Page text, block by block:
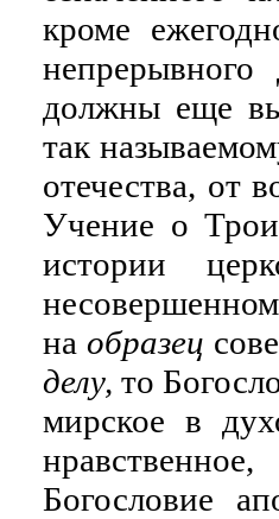
кроме
должны еще
так
отечества, от
Учение о
истории
на образец
делу, то
мирское в
Богословие